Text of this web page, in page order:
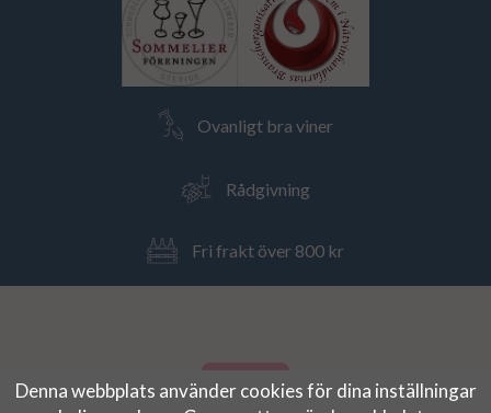
Ovanligt bra viner
Rådgivning
Fri frakt över 800 kr
Denna webbplats använder cookies för dina inställningar